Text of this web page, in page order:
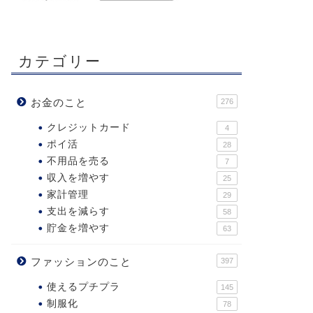
カテゴリー
お金のこと 276
クレジットカード 4
ポイ活 28
不用品を売る 7
収入を増やす 25
家計管理 29
支出を減らす 58
貯金を増やす 63
ファッションのこと 397
使えるプチプラ 145
制服化 78